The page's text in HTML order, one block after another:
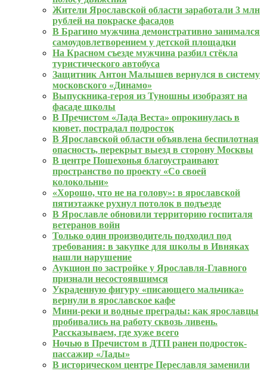
Жители Ярославской области заработали 3 млн
рублей на покраске фасадов
В Брагино мужчина демонстративно занимался
самоудовлетворением у детской площадки
На Красном съезде мужчина разбил стёкла
туристического автобуса
Защитник Антон Малышев вернулся в систему
московского «Динамо»
Выпускника‑героя из Туношны изобразят на
фасаде школы
В Пречистом «Лада Веста» опрокинулась в
кювет, пострадал подросток
В Ярославской области объявлена беспилотная
опасность, перекрыт выезд в сторону Москвы
В центре Пошехонья благоустраивают
пространство по проекту «Со своей
колокольни»
«Хорошо, что не на голову»: в ярославской
пятиэтажке рухнул потолок в подъезде
В Ярославле обновили территорию госпиталя
ветеранов войн
Только один производитель подходил под
требования: в закупке для школы в Ивняках
нашли нарушение
Аукцион по застройке у Ярославля-Главного
признали несостоявшимся
Украденную фигуру «писающего мальчика»
вернули в ярославское кафе
Мини-реки и водные преграды: как ярославцы
пробивались на работу сквозь ливень.
Рассказываем, где хуже всего
Ночью в Пречистом в ДТП ранен подросток-
пассажир «Лады»
В историческом центре Переславля заменили